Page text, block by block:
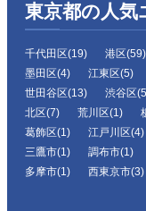
東京都の人気
千代田区(19) 港区(59)
墨田区(4)
江東区(5)
世田谷区(13)
渋谷区
北区(7)
荒川区(1)
葛飾区(1)
江戸川区(4)
三鷹市(1)
調布市(1)
多摩市(1)
西東京市(3)